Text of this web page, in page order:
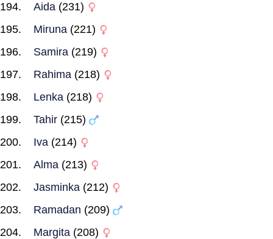
Aida (231)
Miruna (221)
Samira (219)
Rahima (218)
Lenka (218)
Tahir (215)
Iva (214)
Alma (213)
Jasminka (212)
Ramadan (209)
Margita (208)